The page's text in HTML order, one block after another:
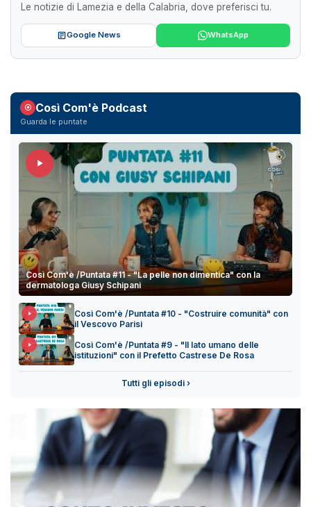
Le notizie di Lamezia e della Calabria, dove preferisci tu.
Google News WhatsApp
Così Com'è Podcast
Guarda le puntate
Così Com'è /Puntata #11 - "La pelle non dimentica" con la
dermatologa Giusy Schipani
Così Com'è /Puntata #10 - "Costruire comunità" con
il Vescovo Parisi
Così Com'è /Puntata #9 - "Il lato umano delle
istituzioni" con il Prefetto Castrese De Rosa
Tutti gli episodi ›